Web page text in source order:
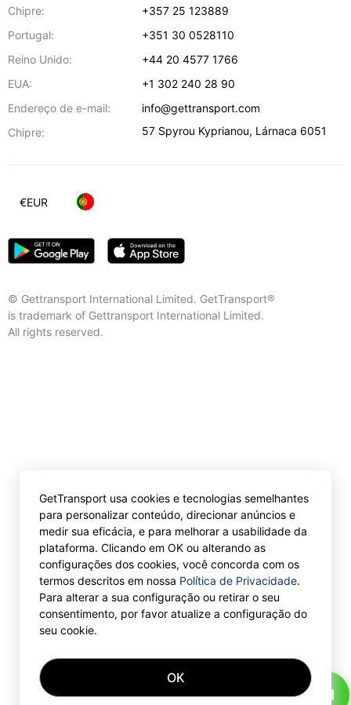
Chipre:
+357 25 123889
Portugal:
+351 30 0528110
Reino Unido:
+44 20 4577 1766
EUA:
+1 302 240 28 90
Endereço de e-mail:
info@gettransport.com
Chipre:
57 Spyrou Kyprianou, Lárnaca 6051
© Gettransport International Limited. GetTransport®
is trademark of Gettransport International Limited.
All rights reserved.
€EUR
GetTransport usa cookies e tecnologias semelhantes
para personalizar conteúdo, direcionar anúncios e
medir sua eficácia, e para melhorar a usabilidade da
plataforma. Clicando em OK ou alterando as
configurações dos cookies, você concorda com os
termos descritos em nossa Política de Privacidade.
Para alterar a sua configuração ou retirar o seu
consentimento, por favor atualize a configuração do
seu cookie.
OK
AI